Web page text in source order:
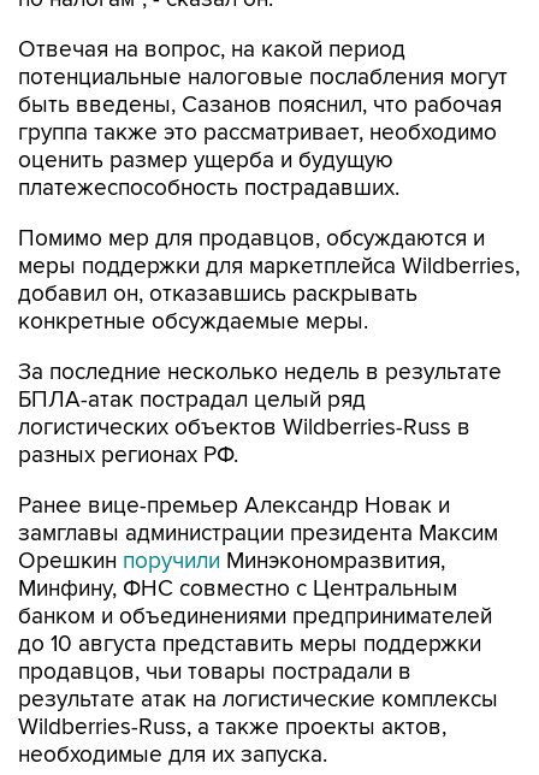
Отвечая на вопрос, на какой период
потенциальные налоговые послабления могут
быть введены, Сазанов пояснил, что рабочая
группа также это рассматривает, необходимо
оценить размер ущерба и будущую
платежеспособность пострадавших.
Помимо мер для продавцов, обсуждаются и
меры поддержки для маркетплейса Wildberries,
добавил он, отказавшись раскрывать
конкретные обсуждаемые меры.
За последние несколько недель в результате
БПЛА-атак пострадал целый ряд
логистических объектов Wildberries-Russ в
разных регионах РФ.
Ранее вице-премьер Александр Новак и
замглавы администрации президента Максим
Орешкин поручили Минэкономразвития,
Минфину, ФНС совместно с Центральным
банком и объединениями предпринимателей
до 10 августа представить меры поддержки
продавцов, чьи товары пострадали в
результате атак на логистические комплексы
Wildberries-Russ, а также проекты актов,
необходимые для их запуска.